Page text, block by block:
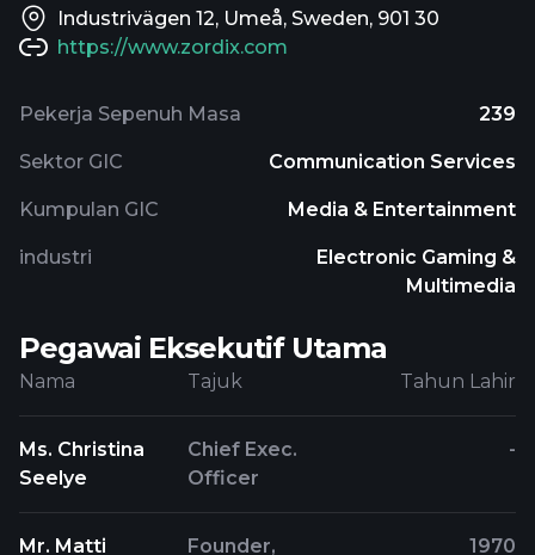
Industrivägen 12, Umeå, Sweden, 901 30
https://www.zordix.com
Pekerja Sepenuh Masa 239
Sektor GIC Communication Services
Kumpulan GIC Media & Entertainment
industri
Electronic Gaming &
Multimedia
Pegawai Eksekutif Utama
Nama Tajuk Tahun Lahir
Ms. Christina
Seelye
Chief Exec.
Officer
-
Mr. Matti
Founder,
1970